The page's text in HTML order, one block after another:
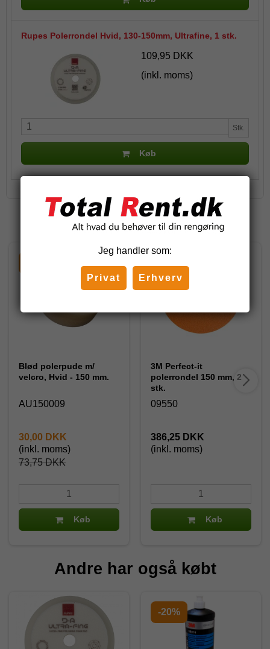
Rupes Polerrondel Hvid, 130-150mm, Ultrafine, 1 stk.
109,95 DKK
(inkl. moms)
Stk.
Køb
Relaterede produkter
Blød polerpude m/
velcro, Hvid - 150 mm.
AU150009
73,75 DKK
30,00 DKK
(inkl. moms)
Køb
3M Perfect-it
polerrondel 150 mm, 2
stk.
09550
386,25 DKK
(inkl. moms)
Køb
Andre har også købt
-20%
Jeg handler som:
Privat Erhverv